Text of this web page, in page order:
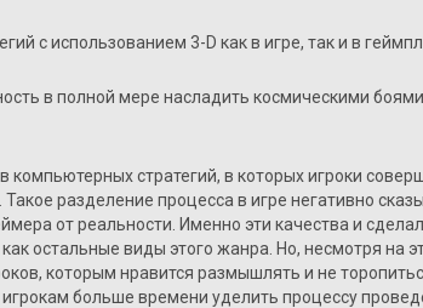
с использованием 3-D как в игре, так и в
в полной мере насладить космическими
компьютерных стратегий, в которых игроки
разделение процесса в игре негативно
от реальности. Именно эти качества и
остальные виды этого жанра. Но, несмотря на
которым нравится размышлять и не
больше времени уделить процессу